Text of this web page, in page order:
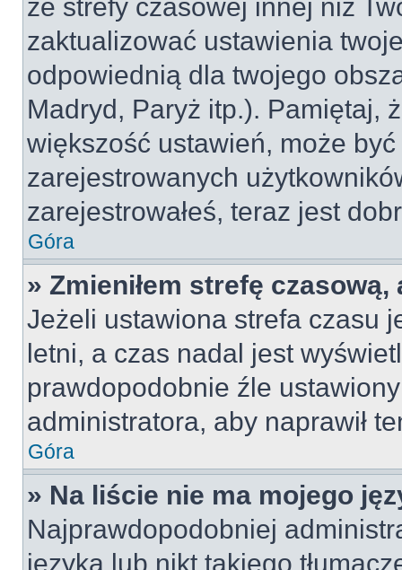
ze strefy czasowej innej niż
zaktualizować ustawienia
odpowiednią dla twojego
Madryd, Paryż itp.). Pamiętaj,
większość ustawień, może
zarejestrowanych
zarejestrowałeś, teraz jest
Góra
» Zmieniłem strefę
Jeżeli ustawiona strefa czasu
letni, a czas nadal jest
prawdopodobnie źle
administratora, aby naprawił
Góra
» Na liście nie ma mojego
Najprawdopodobniej
języka lub nikt takiego